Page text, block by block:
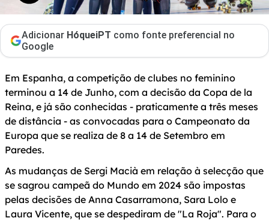
Adicionar HóqueiPT como fonte preferencial no
Google
Em Espanha, a competição de clubes no feminino
terminou a 14 de Junho, com a decisão da Copa de la
Reina, e já são conhecidas - praticamente a três meses
de distância - as convocadas para o Campeonato da
Europa que se realiza de 8 a 14 de Setembro em
Paredes.
As mudanças de Sergi Macià em relação à selecção que
se sagrou campeã do Mundo em 2024 são impostas
pelas decisões de Anna Casarramona, Sara Lolo e
Laura Vicente, que se despediram de "La Roja". Para o